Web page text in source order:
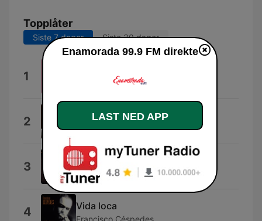
Topplåter
Siste 7 dager Siste 30 dager
1 Enrique Iglesias & Juan Luis Guerra
2 Que Vida
Wason Brazoban
3 Por Amor
José Luis Perales
4 Vida loca
Francisco Céspedes
Enamorada 99.9 FM direkte
LAST NED APP